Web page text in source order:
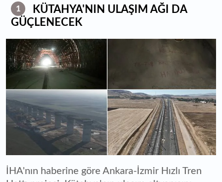
1
KÜTAHYA'NIN ULAŞIM AĞI DA
GÜÇLENECEK
İHA'nın haberine göre Ankara-İzmir Hızlı Tren